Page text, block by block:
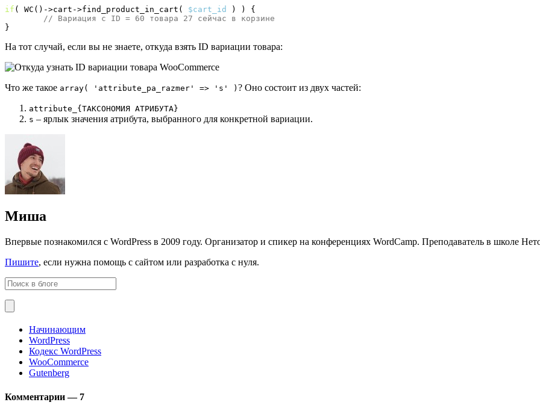
if ( WC ( ) ->cart ->find_product_in_cart ( $cart_id ) )
{
// Вариация с ID = 60 товара 27 сейчас в корзине
}
На тот случай, если вы не знаете, откуда взять ID вариации товара:
Что же такое array( 'attribute_pa_razmer' => 's' ) ? Оно состоит из двух частей:
attribute_{ТАКСОНОМИЯ АТРИБУТА}
s – ярлык значения атрибута, выбранного для конкретной вариации.
Миша
Впервые познакомился с WordPress в 2009 году. Организатор и спикер на конференциях WordCamp. Преподаватель в школе
Пишите, если нужна помощь с сайтом или разработка с нуля.
Начинающим
WordPress
Кодекс WordPress
WooCommerce
Gutenberg
Комментарии — 7